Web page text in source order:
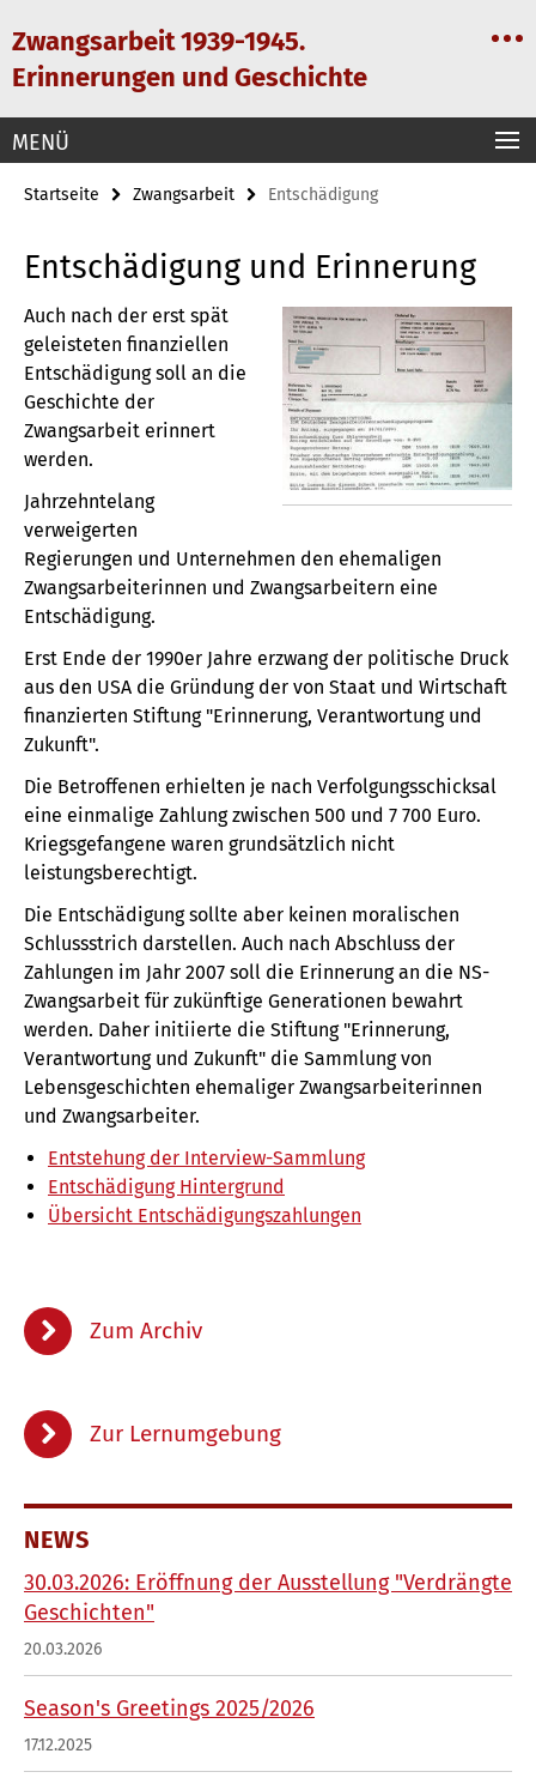
direkt
zu
Zwangsarbeit 1939-1945.
Erinnerungen und Geschichte
Service-
Navigation
MENÜ
Startseite Zwangsarbeit Entschädigung
Entschädigung und Erinnerung
Auch nach der erst spät
geleisteten finanziellen
Entschädigung soll an die
Geschichte der
Zwangsarbeit erinnert
werden.
Jahrzehntelang
verweigerten
Regierungen und Unternehmen den ehemaligen
Zwangsarbeiterinnen und Zwangsarbeitern eine
Entschädigung.
Erst Ende der 1990er Jahre erzwang der politische Druck
aus den USA die Gründung der von Staat und Wirtschaft
finanzierten Stiftung "Erinnerung, Verantwortung und
Zukunft".
Die Betroffenen erhielten je nach Verfolgungsschicksal
eine einmalige Zahlung zwischen 500 und 7 700 Euro.
Kriegsgefangene waren grundsätzlich nicht
leistungsberechtigt.
Die Entschädigung sollte aber keinen moralischen
Schlussstrich darstellen. Auch nach Abschluss der
Zahlungen im Jahr 2007 soll die Erinnerung an die NS-
Zwangsarbeit für zukünftige Generationen bewahrt
werden. Daher initiierte die Stiftung "Erinnerung,
Verantwortung und Zukunft" die Sammlung von
Lebensgeschichten ehemaliger Zwangsarbeiterinnen
und Zwangsarbeiter.
Entstehung der Interview-Sammlung
Entschädigung Hintergrund
Übersicht Entschädigungszahlungen
Zum Archiv
Zur Lernumgebung
NEWS
30.03.2026: Eröffnung der Ausstellung "Verdrängte
Geschichten"
20.03.2026
Season's Greetings 2025/2026
17.12.2025